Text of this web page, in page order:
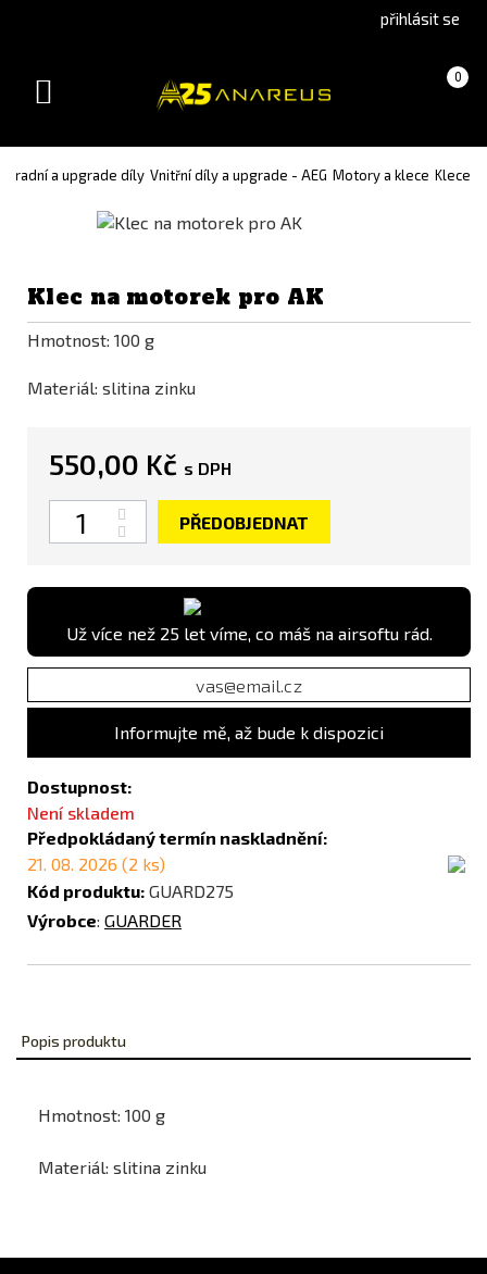
version(Slovak)
přihlásit se
Košík 0
(prázdný)
Toggle
a upgrade díly Vnitřní díly a upgrade - AEG Motory a klece Klece
Klec na motorek pro AK
Hmotnost: 100 g
Materiál: slitina zinku
550,00 Kč s DPH
Počet
PŘEDOBJEDNAT
Už více než 25 let víme, co máš na airsoftu rád.
Informujte mě, až bude k dispozici
Dostupnost:
Není skladem
Předpokládaný termín naskladnění:
21. 08. 2026 (2 ks)
Kód produktu: GUARD275
Výrobce: GUARDER
Popis produktu
Hmotnost: 100 g
Materiál: slitina zinku